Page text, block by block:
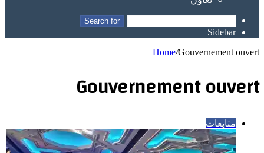
Search for
Sidebar
Home/Gouvernement ouvert
Gouvernement ouvert
متابعات